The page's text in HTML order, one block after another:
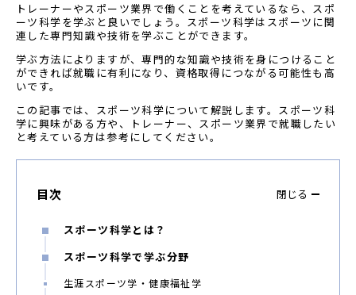
トレーナーやスポーツ業界で働くことを考えているなら、スポ
ーツ科学を学ぶと良いでしょう。スポーツ科学はスポーツに関
連した専門知識や技術を学ぶことができます。
学ぶ方法によりますが、専門的な知識や技術を身につけること
ができれば就職に有利になり、資格取得につながる可能性も高
いです。
この記事では、スポーツ科学について解説します。スポーツ科
学に興味がある方や、トレーナー、スポーツ業界で就職したい
と考えている方は参考にしてください。
目次 閉じる
スポーツ科学とは？
スポーツ科学で学ぶ分野
生涯スポーツ学・健康福祉学